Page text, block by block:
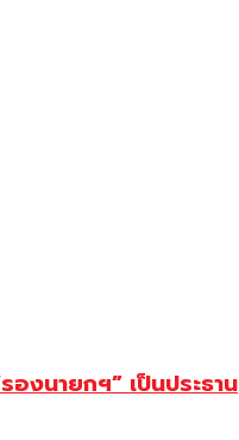
งนายกฯ” เป็นประธาน